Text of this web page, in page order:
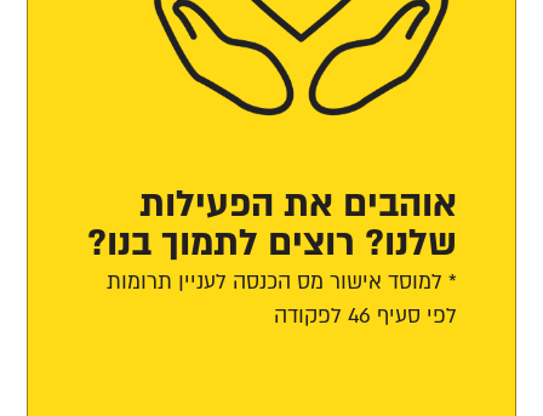
אוהבים את הפעילות
שלנו? רוצים לתמוך בנו?
* למוסד אישור מס הכנסה לעניין תרומות
לפי סעיף 46 לפקודה